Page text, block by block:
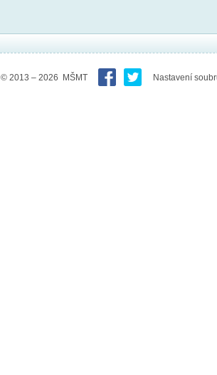
© 2013 – 2026 MŠMT Nastavení